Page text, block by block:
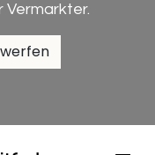
Vermarkter.